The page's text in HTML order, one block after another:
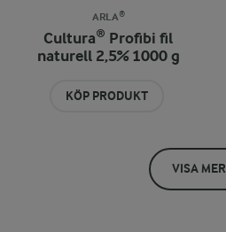
ARLA®
Cultura® Profibi fil
naturell 2,5% 1000 g
KÖP PRODUKT
VISA MER